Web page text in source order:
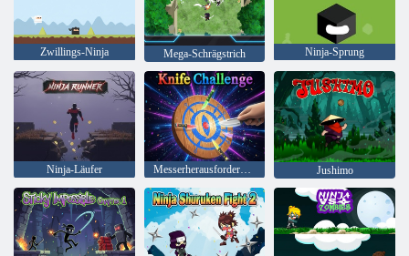
Zwillings-Ninja Mega-Schrägstrich Ninja-Sprung
Ninja-Läufer Messerherausforderung Jushimo